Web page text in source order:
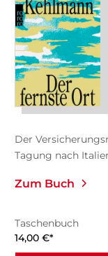
Der
Tagung nach
Zum Buch
Taschenbuch
14,00 €*